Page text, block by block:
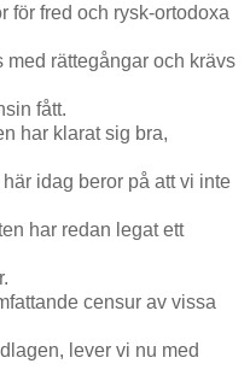
för fred och rysk-ortodoxa
med rättegångar och krävs
fått.
har klarat sig bra,
idag beror på att vi inte
har redan legat ett
censur av vissa
lever vi nu med